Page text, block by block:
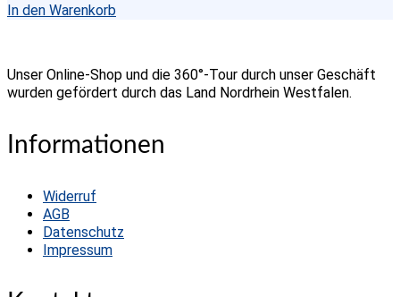
In den Warenkorb
Unser Online-Shop und die 360°-Tour durch unser Geschäft
wurden gefördert durch das Land Nordrhein Westfalen.
Informationen
Widerruf
AGB
Datenschutz
Impressum